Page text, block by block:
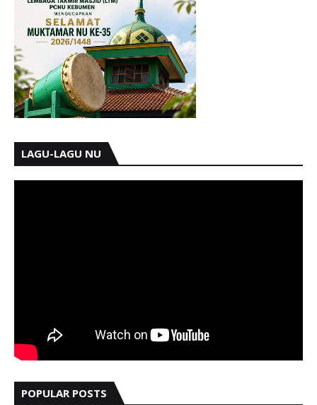
LAGU-LAGU NU
POPULAR POSTS